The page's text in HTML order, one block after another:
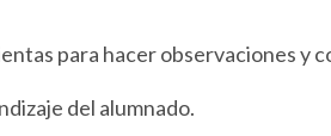
para hacer observaciones y
del alumnado.